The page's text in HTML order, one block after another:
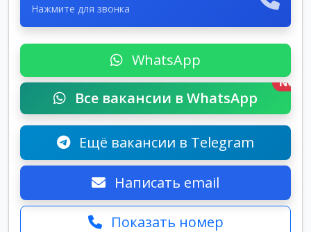
Нажмите для звонка
WhatsApp
Все вакансии в WhatsApp
New
Ещё вакансии в Telegram
Написать email
Показать номер